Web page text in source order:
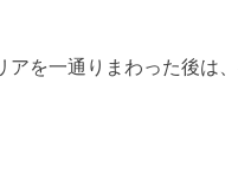
アを一通りまわった後は